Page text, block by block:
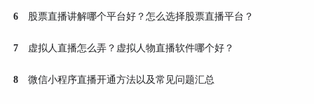
6 股票直播讲解哪个平台好？怎么选择股票直播平台？
7 虚拟人直播怎么弄？虚拟人物直播软件哪个好？
8 微信小程序直播开通方法以及常见问题汇总